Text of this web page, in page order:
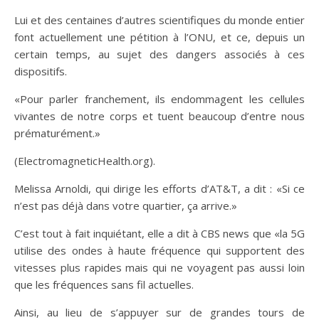
Lui et des centaines d’autres scientifiques du monde entier
font actuellement une pétition à l’ONU, et ce, depuis un
certain temps, au sujet des dangers associés à ces
dispositifs.
«Pour parler franchement, ils endommagent les cellules
vivantes de notre corps et tuent beaucoup d’entre nous
prématurément.»
(ElectromagneticHealth.org).
Melissa Arnoldi, qui dirige les efforts d’AT&T, a dit : «Si ce
n’est pas déjà dans votre quartier, ça arrive.»
C’est tout à fait inquiétant, elle a dit à CBS news que «la 5G
utilise des ondes à haute fréquence qui supportent des
vitesses plus rapides mais qui ne voyagent pas aussi loin
que les fréquences sans fil actuelles.
Ainsi, au lieu de s’appuyer sur de grandes tours de